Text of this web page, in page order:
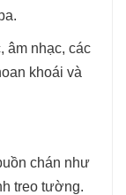
âm nhạc, các
khoái và
chán như
treo tường.